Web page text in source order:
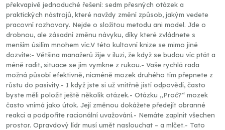
překvapivě jednoduché řešení: sedm přesných otázek a
praktických nástrojů, které navždy změní způsob, jakým vedete
pracovní rozhovory. Nejde o složitou metodu ani model. Jde o
drobnou, ale zásadní změnu návyku, díky které zvládnete s
menším úsilím mnohem víc.V této kultovní knize se mimo jiné
dozvíte:- Většina manažerů žije v iluzi, že když se budou víc ptát a
méně radit, situace se jim vymkne z rukou.- Vaše rychlá rada
možná působí efektivně, nicméně mozek druhého tím přepnete z
růstu do pasivity.- I když jste si už vnitřně jistí odpovědí, často
byste měli položit ještě několik otázek.- Otázku „Proč?“ mozek
často vnímá jako útok. Její změnou dokážete předejít obranné
reakci a podpoříte racionální uvažování.- Nemáte zaplnit všechen
prostor. Opravdový lídr musí umět naslouchat – a mlčet.- Tato